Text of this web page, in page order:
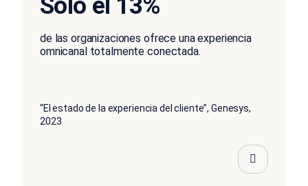
Solo el 13%
de las organizaciones ofrece una experiencia
omnicanal totalmente conectada.
“El estado de la experiencia del cliente”, Genesys,
2023